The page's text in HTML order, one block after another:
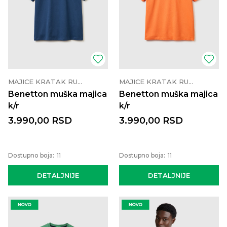
MAJICE KRATAK RUKAV
Benetton muška majica
k/r
DETALJNIJE
3.990,00 RSD
Dostupno boja: 11
MAJICE KRATAK RUKAV
Benetton muška majica
k/r
DETALJNIJE
3.990,00 RSD
Dostupno boja: 11